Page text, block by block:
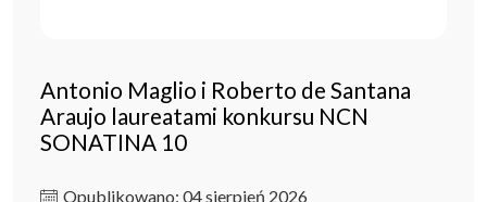
Antonio Maglio i Roberto de Santana
Araujo laureatami konkursu NCN
SONATINA 10
Opublikowano: 04 sierpień 2026